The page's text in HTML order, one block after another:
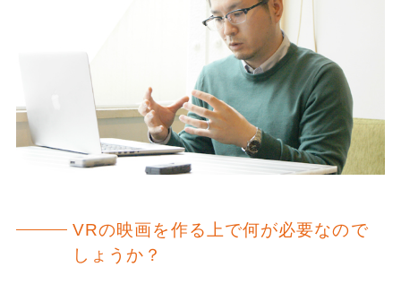
VRの映画を作る上で何が必要なので
しょうか？